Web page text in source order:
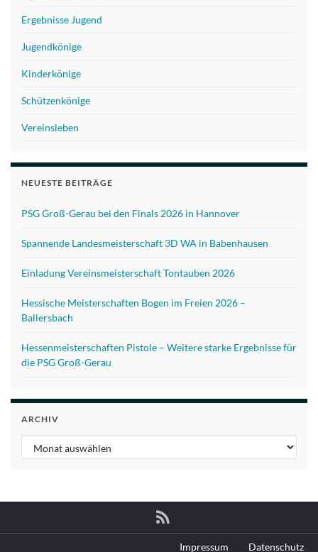
Ergebnisse Jugend
Jugendkönige
Kinderkönige
Schützenkönige
Vereinsleben
NEUESTE BEITRÄGE
PSG Groß-Gerau bei den Finals 2026 in Hannover
Spannende Landesmeisterschaft 3D WA in Babenhausen
Einladung Vereinsmeisterschaft Tontauben 2026
Hessische Meisterschaften Bogen im Freien 2026 –
Ballersbach
Hessenmeisterschaften Pistole – Weitere starke Ergebnisse für
die PSG Groß-Gerau
ARCHIV
Archiv
Impressum Datenschutz